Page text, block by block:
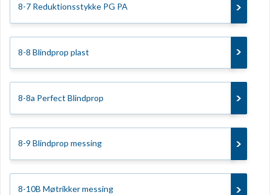
8-7 Reduktionsstykke PG PA
8-8 Blindprop plast
8-8a Perfect Blindprop
8-9 Blindprop messing
8-10B Møtrikker messing